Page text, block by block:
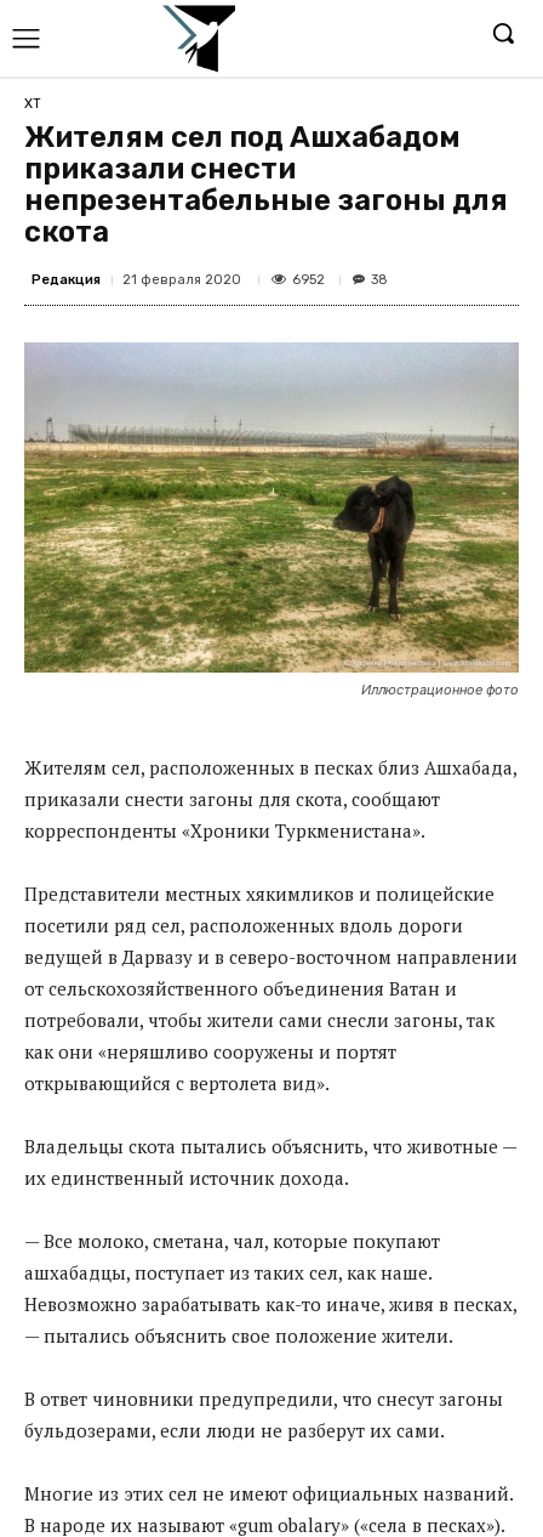
ХТ
Жителям сел под Ашхабадом
приказали снести
непрезентабельные загоны для
скота
Редакция 21 февраля 2020 6952 38
Иллюстрационное фото
Жителям сел, расположенных в песках близ Ашхабада,
приказали снести загоны для скота, сообщают
корреспонденты «Хроники Туркменистана».
Представители местных хякимликов и полицейские
посетили ряд сел, расположенных вдоль дороги
ведущей в Дарвазу и в северо-восточном направлении
от сельскохозяйственного объединения Ватан и
потребовали, чтобы жители сами снесли загоны, так
как они «неряшливо сооружены и портят
открывающийся с вертолета вид».
Владельцы скота пытались объяснить, что животные —
их единственный источник дохода.
— Все молоко, сметана, чал, которые покупают
ашхабадцы, поступает из таких сел, как наше.
Невозможно зарабатывать как-то иначе, живя в песках,
— пытались объяснить свое положение жители.
В ответ чиновники предупредили, что снесут загоны
бульдозерами, если люди не разберут их сами.
Многие из этих сел не имеют официальных названий.
В народе их называют «gum obalary» («села в песках»).